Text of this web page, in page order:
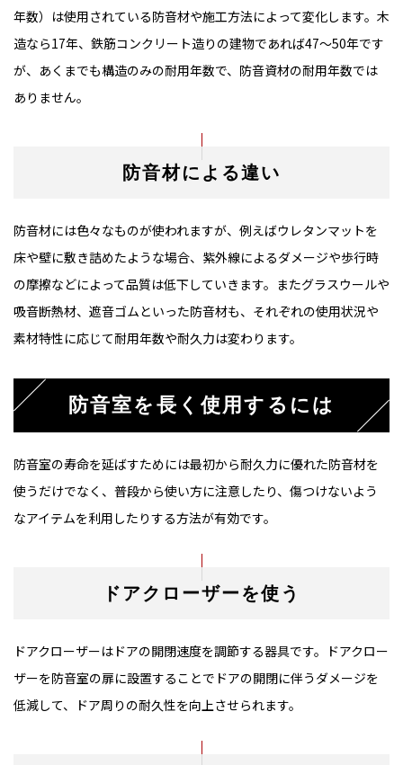
年数）は使用されている防音材や施工方法によって変化します。木
造なら17年、鉄筋コンクリート造りの建物であれば47～50年です
が、あくまでも構造のみの耐用年数で、防音資材の耐用年数では
ありません。
防音材による違い
防音材には色々なものが使われますが、例えばウレタンマットを
床や壁に敷き詰めたような場合、紫外線によるダメージや歩行時
の摩擦などによって品質は低下していきます。またグラスウールや
吸音断熱材、遮音ゴムといった防音材も、それぞれの使用状況や
素材特性に応じて耐用年数や耐久力は変わります。
防音室を長く使用するには
防音室の寿命を延ばすためには最初から耐久力に優れた防音材を
使うだけでなく、普段から使い方に注意したり、傷つけないよう
なアイテムを利用したりする方法が有効です。
ドアクローザーを使う
ドアクローザーはドアの開閉速度を調節する器具です。ドアクロー
ザーを防音室の扉に設置することでドアの開閉に伴うダメージを
低減して、ドア周りの耐久性を向上させられます。